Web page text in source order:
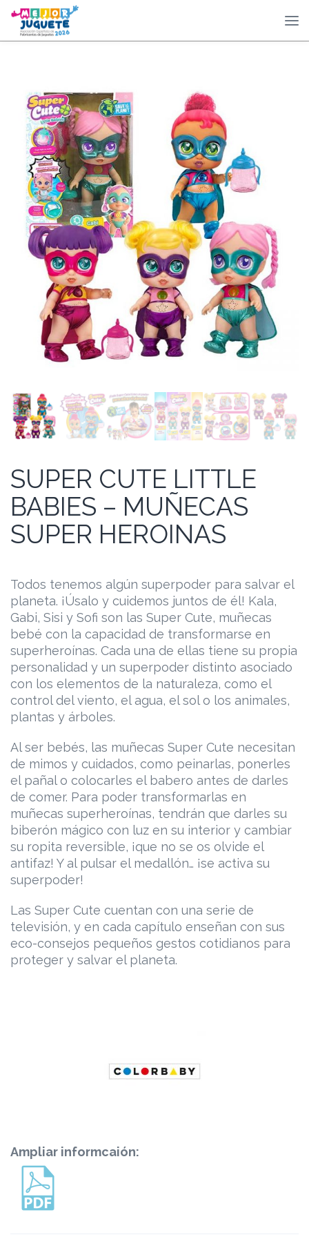
SUPER CUTE LITTLE
BABIES – MUÑECAS
SUPER HEROINAS
Todos tenemos algún superpoder para salvar el
planeta. ¡Úsalo y cuidemos juntos de él! Kala,
Gabi, Sisi y Sofi son las Super Cute, muñecas
bebé con la capacidad de transformarse en
superheroínas. Cada una de ellas tiene su propia
personalidad y un superpoder distinto asociado
con los elementos de la naturaleza, como el
control del viento, el agua, el sol o los animales,
plantas y árboles.
Al ser bebés, las muñecas Super Cute necesitan
de mimos y cuidados, como peinarlas, ponerles
el pañal o colocarles el babero antes de darles
de comer. Para poder transformarlas en
muñecas superheroínas, tendrán que darles su
biberón mágico con luz en su interior y cambiar
su ropita reversible, ¡que no se os olvide el
antifaz! Y al pulsar el medallón… ¡se activa su
superpoder!
Las Super Cute cuentan con una serie de
televisión, y en cada capítulo enseñan con sus
eco-consejos pequeños gestos cotidianos para
proteger y salvar el planeta.
Ampliar informcaión: